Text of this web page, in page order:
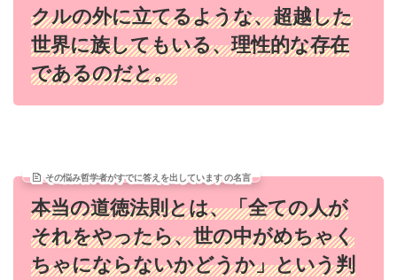
クルの外に立てるような、超越した
世界に族してもいる、理性的な存在
であるのだと。
その悩み哲学者がすでに答えを出しています の名言
本当の道徳法則とは、「全ての人が
それをやったら、世の中がめちゃく
ちゃにならないかどうか」という判